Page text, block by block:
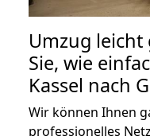
Umzug leicht
Sie, wie
Kassel nach
Wir können Ihnen
professionelles